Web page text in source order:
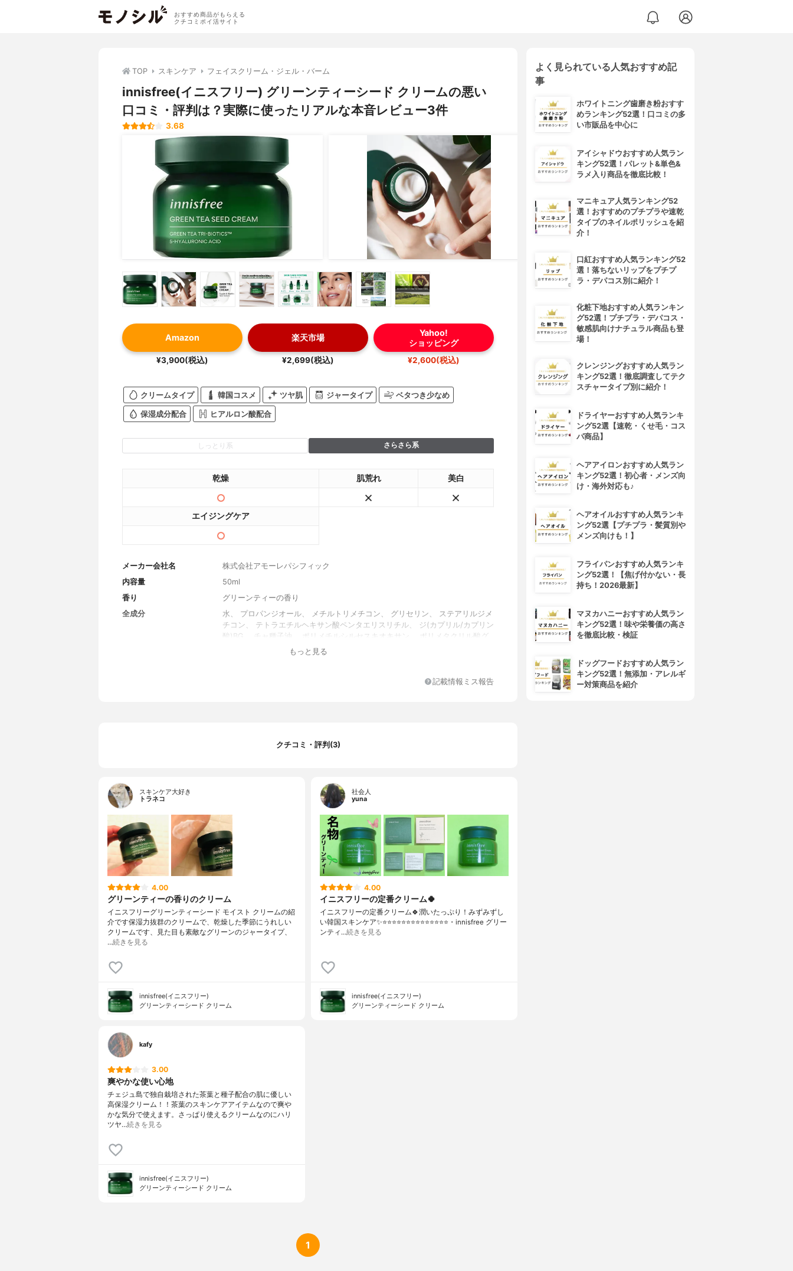
おすすめ商品がもらえる
クチコミポイ活サイト
TOP スキンケア フェイスクリーム・ジェル・バーム
innisfree(イニスフリー) グリーンティーシード クリームの悪い
口コミ・評判は？実際に使ったリアルな本音レビュー3件
3.68
Amazon
¥3,900(税込)
楽天市場
¥2,699(税込)
Yahoo!
ショッピング
¥2,600(税込)
クリームタイプ 韓国コスメ ツヤ肌 ジャータイプ ベタつき少なめ
保湿成分配合 ヒアルロン酸配合
しっとり系 さらさら系
乾燥 肌荒れ 美白
エイジングケア
メーカー会社名
株式会社アモーレパシフィック
内容量
50ml
香り
グリーンティーの香り
全成分
水、 プロパンジオール、 メチルトリメチコン、 グリセリン、 ステアリルジメ
チコン、 テトラエチルヘキサン酸ペンタエリスリチル、 ジ(カプリル/カプリン
酸)BG、 チャ種子油、 ポリメチルシルセスキオキサン、 ポリメタクリル酸グ
リセリル、 チャ葉エキス、 ヒアルロン酸Na、 カカオエキス、 コレステロー
ル酸ヒドロキシエチル/アクリロイルジメチルタウリンNa)コポリマー、 セテア
もっと見る
記載情報ミス報告
クチコミ・評判(3)
スキンケア大好き
トラネコ
4.00
グリーンティーの香りのクリーム
イニスフリーグリーンティーシード モイスト クリームの紹
介です保湿力抜群のクリームで、乾燥した季節にうれしい
クリームです、見た目も素敵なグリーンのジャータイプ、
…続きを見る
innisfree(イニスフリー)
グリーンティーシード クリーム
社会人
yuna
4.00
イニスフリーの定番クリーム🍀
イニスフリーの定番クリーム🍀潤いたっぷり！みずみずし
い韓国スキンケア✨⭐️⭐️⭐️⭐️⭐️⭐️⭐️⭐️⭐️⭐️⭐️⭐️⭐️⭐️・innisfree グリー
ンティ…続きを見る
innisfree(イニスフリー)
グリーンティーシード クリーム
kafy
3.00
爽やかな使い心地
チェジュ島で独自栽培された茶葉と種子配合の肌に優しい
高保湿クリーム！！茶葉のスキンケアアイテムなので爽や
かな気分で使えます。さっぱり使えるクリームなのにハリ
ツヤ…続きを見る
innisfree(イニスフリー)
グリーンティーシード クリーム
1
よく見られている人気おすすめ記
事
ホワイトニング歯磨き粉おすす
めランキング52選！口コミの多
い市販品を中心に
アイシャドウおすすめ人気ラン
キング52選！パレット&単色&
ラメ入り商品を徹底比較！
マニキュア人気ランキング52
選！おすすめのプチプラや速乾
タイプのネイルポリッシュを紹
介！
口紅おすすめ人気ランキング52
選！落ちないリップをプチプ
ラ・デパコス別に紹介！
化粧下地おすすめ人気ランキン
グ52選！プチプラ・デパコス・
敏感肌向けナチュラル商品も登
場！
クレンジングおすすめ人気ラン
キング52選！徹底調査してテク
スチャータイプ別に紹介！
ドライヤーおすすめ人気ランキ
ング52選【速乾・くせ毛・コス
パ商品】
ヘアアイロンおすすめ人気ラン
キング52選！初心者・メンズ向
け・海外対応も♪
ヘアオイルおすすめ人気ランキ
ング52選【プチプラ・髪質別や
メンズ向けも！】
フライパンおすすめ人気ランキ
ング52選！【焦げ付かない・長
持ち！2026最新】
マヌカハニーおすすめ人気ラン
キング52選！味や栄養価の高さ
を徹底比較・検証
ドッグフードおすすめ人気ラン
キング52選！無添加・アレルギ
ー対策商品を紹介